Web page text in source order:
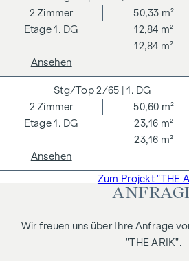
Wir weisen darauf hin, dass
dem zu vermittelnden Dritten ein
wirtschaftliches Naheverhältnis
1. DG
2 Zimmer
50,33 m²
12,84 m²
12,84 m²
Ansehen
2/65 | 1. DG
1. DG
2 Zimmer
50,60 m²
23,16 m²
23,16 m²
Ansehen
Zum Projekt "THE
Wir freuen uns über Ihre Anfrage
"THE ARIK".